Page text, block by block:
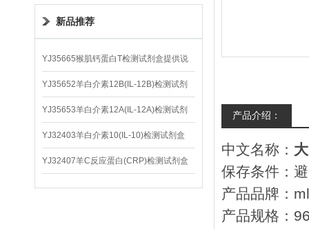
新品推荐
YJ35665猴肌钙蛋白T检测试剂盒提供说
明书
YJ35652羊白介素12B(IL-12B)检测试剂
盒
YJ35653羊白介素12A(IL-12A)检测试剂
盒
YJ32403羊白介素10(IL-10)检测试剂盒
YJ32407羊C反应蛋白(CRP)检测试剂盒
产品介绍：
中文名称：
保存条件：
产品品牌：
产品规格：